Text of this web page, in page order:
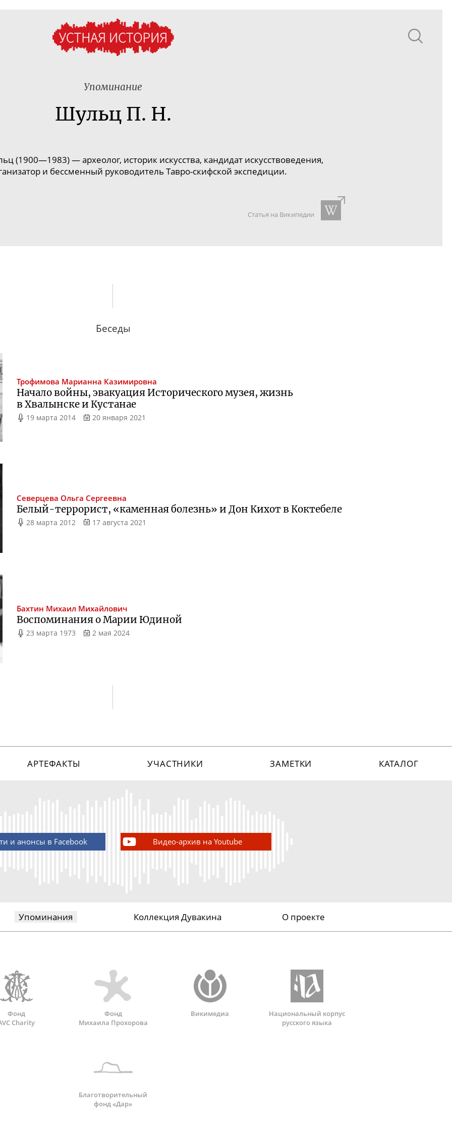
Упоминание
Шульц П. Н.
(1900—1983) — археолог, историк искусства, кандидат искусствоведения,
и бессменный руководитель Тавро-скифской экспедиции.
Статья на Википедии
Беседы
Трофимова Марианна Казимировна
Начало войны, эвакуация Исторического музея, жизнь
в Хвалынске и Кустанае
19 марта 2014 20 января 2021
Северцева Ольга Сергеевна
Белый-террорист, «каменная болезнь» и Дон Кихот в Коктебеле
28 марта 2012 17 августа 2021
Бахтин Михаил Михайлович
Воспоминания о Марии Юдиной
23 марта 1973 2 мая 2024
АРТЕФАКТЫ УЧАСТНИКИ ЗАМЕТКИ КАТАЛОГ
и анонсы в Facebook Видео-архив на Youtube
Упоминания Коллекция Дувакина О проекте
Фонд
Charity
Фонд
Михаила Прохорова
Викимедиа
Национальный корпус
русского языка
Благотворительный
фонд «Дар»